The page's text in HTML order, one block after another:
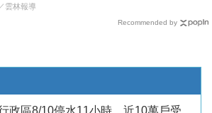
雲林報導
Recommended by